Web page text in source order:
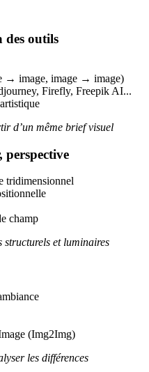
des outils
→ image, image → image)
Firefly, Freepik AI...
d’un même brief visuel
tridimensionnel
champ
structurels et luminaires
(Img2Img)
les différences